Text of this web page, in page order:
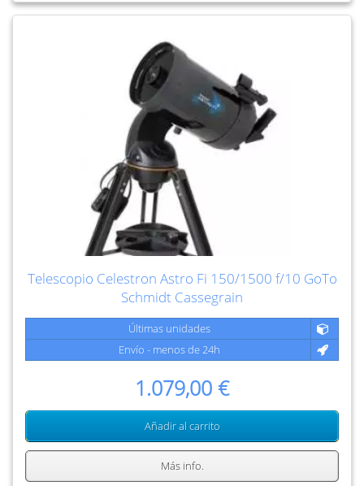
Telescopio Celestron Astro Fi 150/1500 f/10 GoTo
Schmidt Cassegrain
Últimas unidades
Envío - menos de 24h
1.079,00 €
Añadir al carrito
Más info.